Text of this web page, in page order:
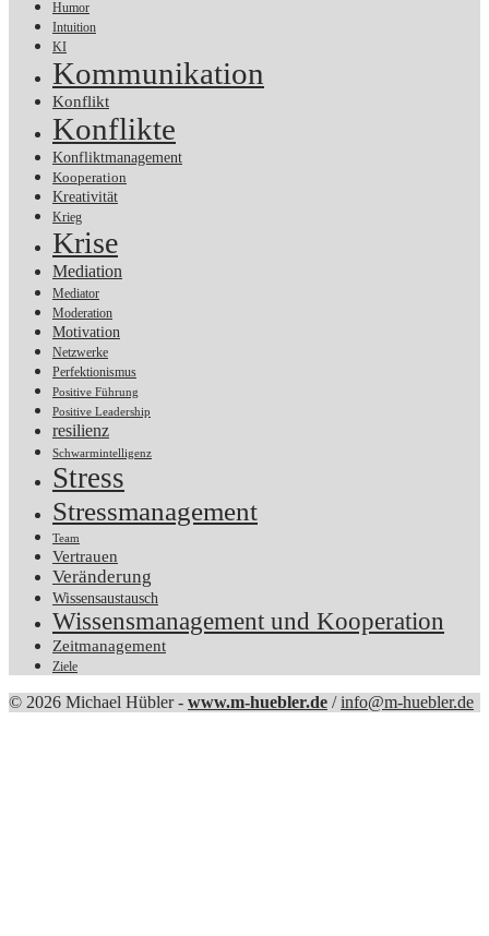
Humor
Intuition
KI
Kommunikation
Konflikt
Konflikte
Konfliktmanagement
Kooperation
Kreativität
Krieg
Krise
Mediation
Mediator
Moderation
Motivation
Netzwerke
Perfektionismus
Positive Führung
Positive Leadership
resilienz
Schwarmintelligenz
Stress
Stressmanagement
Team
Vertrauen
Veränderung
Wissensaustausch
Wissensmanagement und Kooperation
Zeitmanagement
Ziele
© 2026 Michael Hübler - www.m-huebler.de /info@m-huebler.de